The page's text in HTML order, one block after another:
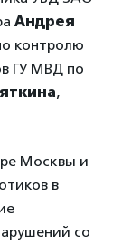
Андрея
контролю
ГУ МВД по
,
Москвы и
в
со